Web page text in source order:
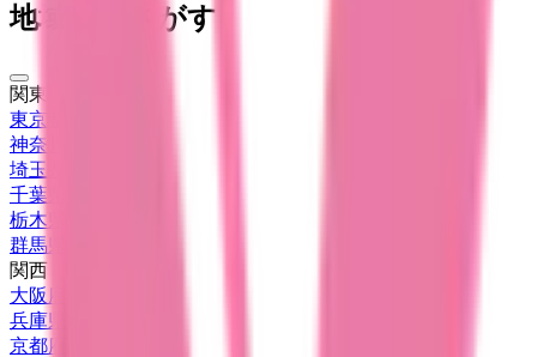
地域からさがす
関東
東京都
神奈川県
埼玉県
千葉県
栃木県
群馬県
関西
大阪府
兵庫県
京都府